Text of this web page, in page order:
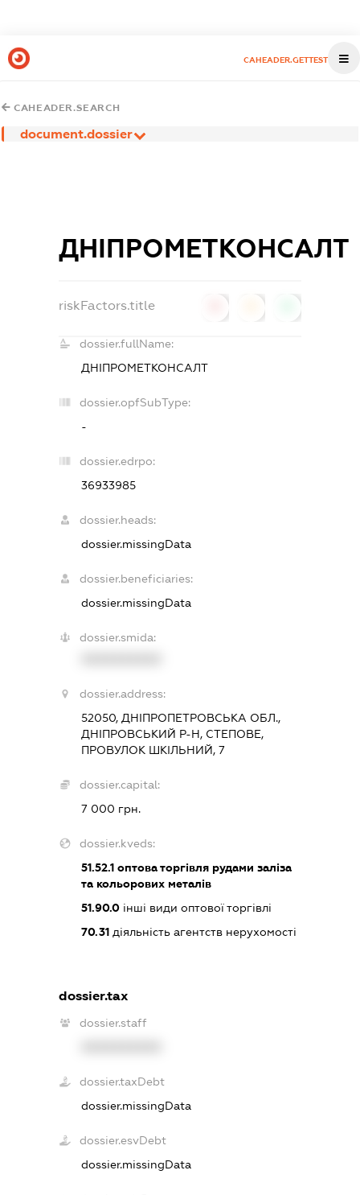
CAHEADER.GETTEST
CAHEADER.SEARCH
document.dossier
ДНІПРОМЕТКОНСАЛТ
riskFactors.title
dossier.fullName:
ДНІПРОМЕТКОНСАЛТ
dossier.opfSubType:
-
dossier.edrpo:
36933985
dossier.heads:
dossier.missingData
dossier.beneficiaries:
dossier.missingData
dossier.smida:
dossier.address:
52050, ДНІПРОПЕТРОВСЬКА ОБЛ.,
ДНІПРОВСЬКИЙ Р-Н, СТЕПОВЕ,
ПРОВУЛОК ШКІЛЬНИЙ, 7
dossier.capital:
7 000 грн.
dossier.kveds:
51.52.1 оптова торгівля рудами заліза
та кольорових металів
51.90.0 інші види оптової торгівлі
70.31 діяльність агентств нерухомості
dossier.tax
dossier.staff
dossier.taxDebt
dossier.missingData
dossier.esvDebt
dossier.missingData